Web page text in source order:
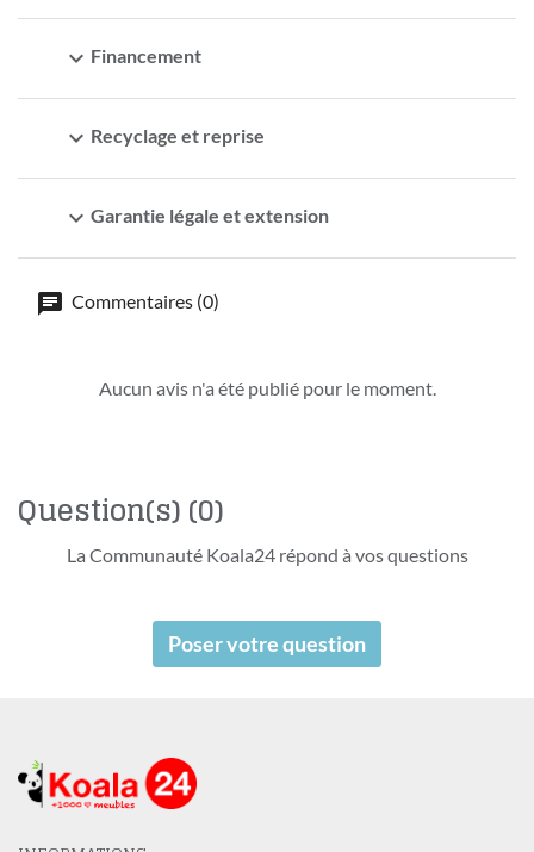
expand_more Financement
expand_more Recyclage et reprise
expand_more Garantie légale et extension
Commentaires (0)
Aucun avis n'a été publié pour le moment.
Question(s)(0)
La Communauté Koala24 répond à vos questions
Poser votre question